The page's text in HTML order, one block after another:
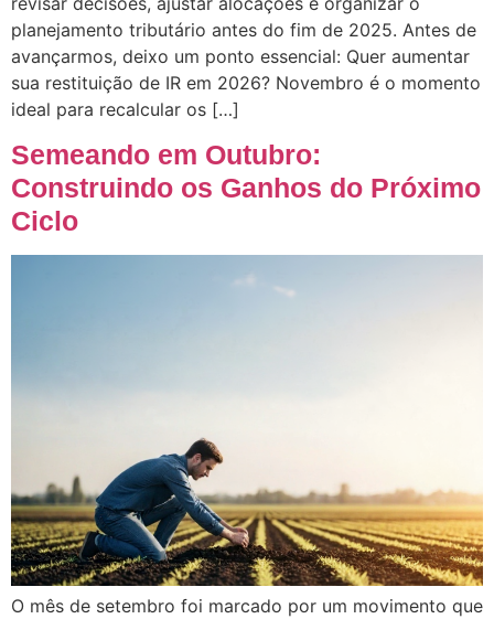
planejamento tributário antes do fim de 2025. Antes de
avançarmos, deixo um ponto essencial: Quer aumentar
sua restituição de IR em 2026? Novembro é o momento
ideal para recalcular os […]
Semeando em Outubro:
Construindo os Ganhos do Próximo
Ciclo
O mês de setembro foi marcado por um movimento que